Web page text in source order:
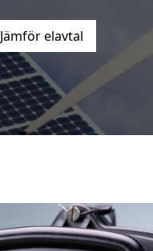
Jämför elavtal